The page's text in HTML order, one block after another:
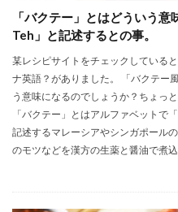
「バクテー」とはどういう
Teh」と記述するとの事。
某レシピサイトをチェックしている
ナ英語？がありました。 「バクテー
う意味になるのでしょうか？ちょっ
「バクテー」とはアルファベットで
記述するマレーシアやシンガポール
のモツなどを漢方の生薬と醤油で煮